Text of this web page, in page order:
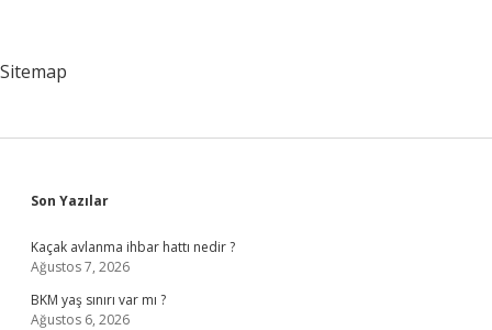
Sitemap
Sidebar
Son Yazılar
Kaçak avlanma ihbar hattı nedir ?
Ağustos 7, 2026
BKM yaş sınırı var mı ?
Ağustos 6, 2026